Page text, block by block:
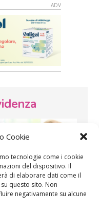
Cookie
tecnologie come i cookie
del dispositivo. Il
di elaborare dati come il
questo sito. Non
negativamente su alcune
SOS Pediatra